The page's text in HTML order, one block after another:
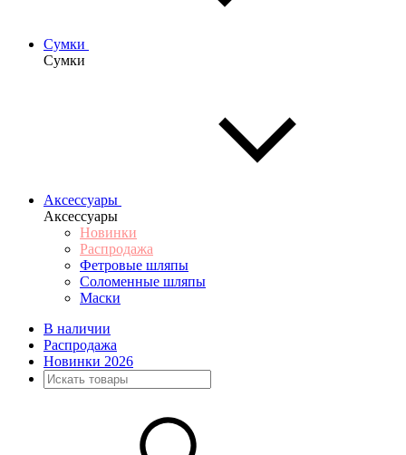
Сумки
Сумки
Аксессуары
Аксессуары
Новинки
Распродажа
Фетровые шляпы
Соломенные шляпы
Маски
В наличии
Распродажа
Новинки 2026